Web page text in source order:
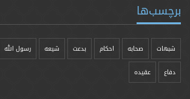
برچسب‌ها
شبهات صحابه احکام بدعت شیعه رسول الله
دفاع عقیده